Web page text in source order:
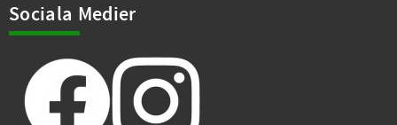
Sociala Medier